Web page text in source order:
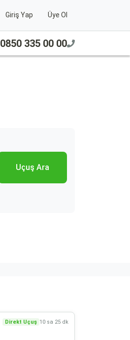
Giriş Yap Üye Ol
0850 335 00 00
Uçuş Ara
Direkt Uçuş 10 sa 25 dk